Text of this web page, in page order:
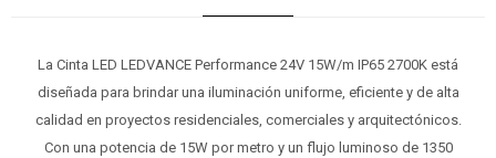
La Cinta LED LEDVANCE Performance 24V 15W/m IP65 2700K está
diseñada para brindar una iluminación uniforme, eficiente y de alta
calidad en proyectos residenciales, comerciales y arquitectónicos.
Con una potencia de 15W por metro y un flujo luminoso de 1350